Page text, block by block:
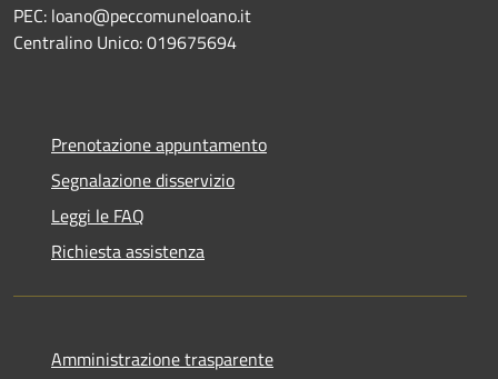
PEC: loano@peccomuneloano.it
Centralino Unico: 019675694
Prenotazione appuntamento
Segnalazione disservizio
Leggi le FAQ
Richiesta assistenza
Amministrazione trasparente